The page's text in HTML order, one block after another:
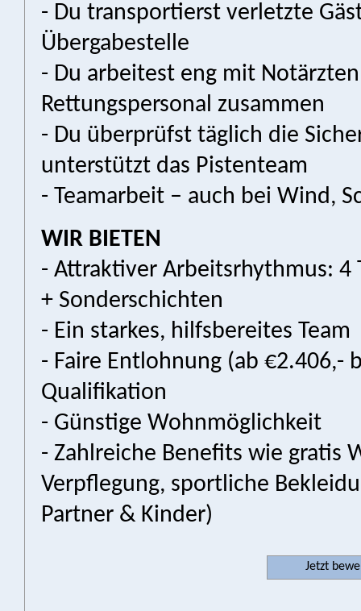
- Du transportierst verletzte
Übergabestelle
- Du arbeitest eng mit
Rettungspersonal zusammen
- Du überprüfst täglich die
unterstützt das Pistenteam
- Teamarbeit – auch bei Wind,
WIR BIETEN
- Attraktiver Arbeitsrhythmus: 4
+ Sonderschichten
- Ein starkes, hilfsbereites Team
- Faire Entlohnung (ab
Qualifikation
- Günstige Wohnmöglichkeit
- Zahlreiche Benefits wie gratis
Verpflegung, sportliche
Partner & Kinder)
Jetzt